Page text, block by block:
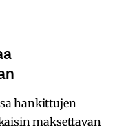
hankittujen
maksettavan